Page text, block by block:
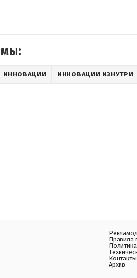
ИННОВАЦИИ ИННОВАЦИИ ИЗНУТРИ
Правила
Контакты
Архив